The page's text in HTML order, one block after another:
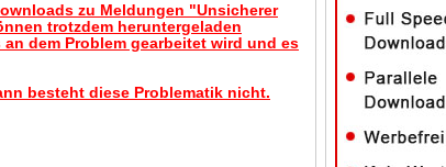
zu Meldungen "Unsicherer
trotzdem heruntergeladen
dem Problem gearbeitet wird und es
besteht diese Problematik nicht.